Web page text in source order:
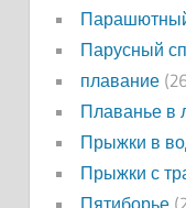
Парусный
плавание
Плаванье в
Прыжки в
Прыжки с
Пятиборье